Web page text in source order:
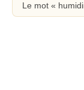
Le mot «